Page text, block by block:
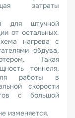
затраты
для штучной
от остальных.
нагрева с
обдува,
Такая
тоннеля,
работы в
скорости
с большой
изменяется.